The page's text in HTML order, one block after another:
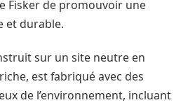
Fisker de promouvoir une
et durable.
sur un site neutre en
est fabriqué avec des
de l’environnement, incluant